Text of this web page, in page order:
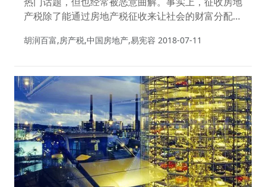
产税除了能通过房地产税征收来让社会的财富分配更
但更重要的是，如何确立一种公平公正的房地产税制
胡润百富,房产税,中国房地产,易宪容 2018-07-11